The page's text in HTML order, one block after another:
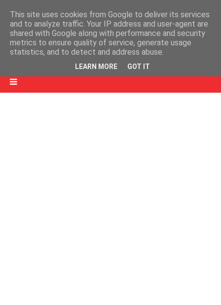
This site uses cookies from Google to deliver its services
and to analyze traffic. Your IP address and user-agent are
shared with Google along with performance and security
metrics to ensure quality of service, generate usage
statistics, and to detect and address abuse.
LEARN MORE GOT IT